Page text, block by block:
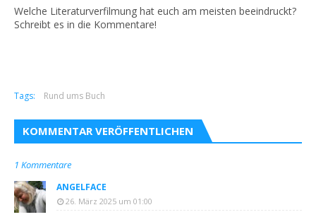
Welche Literaturverfilmung hat euch am meisten beeindruckt?
Schreibt es in die Kommentare!
Tags: Rund ums Buch
KOMMENTAR VERÖFFENTLICHEN
1 Kommentare
ANGELFACE
26. März 2025 um 01:00